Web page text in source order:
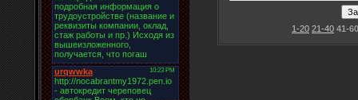
1-20 21-40 41-60